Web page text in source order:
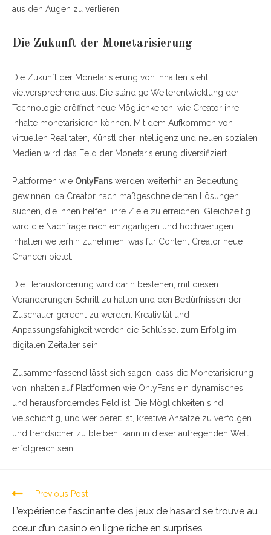
aus den Augen zu verlieren.
Die Zukunft der Monetarisierung
Die Zukunft der Monetarisierung von Inhalten sieht
vielversprechend aus. Die ständige Weiterentwicklung der
Technologie eröffnet neue Möglichkeiten, wie Creator ihre
Inhalte monetarisieren können. Mit dem Aufkommen von
virtuellen Realitäten, Künstlicher Intelligenz und neuen sozialen
Medien wird das Feld der Monetarisierung diversifiziert.
Plattformen wie OnlyFans werden weiterhin an Bedeutung
gewinnen, da Creator nach maßgeschneiderten Lösungen
suchen, die ihnen helfen, ihre Ziele zu erreichen. Gleichzeitig
wird die Nachfrage nach einzigartigen und hochwertigen
Inhalten weiterhin zunehmen, was für Content Creator neue
Chancen bietet.
Die Herausforderung wird darin bestehen, mit diesen
Veränderungen Schritt zu halten und den Bedürfnissen der
Zuschauer gerecht zu werden. Kreativität und
Anpassungsfähigkeit werden die Schlüssel zum Erfolg im
digitalen Zeitalter sein.
Zusammenfassend lässt sich sagen, dass die Monetarisierung
von Inhalten auf Plattformen wie OnlyFans ein dynamisches
und herausforderndes Feld ist. Die Möglichkeiten sind
vielschichtig, und wer bereit ist, kreative Ansätze zu verfolgen
und trendsicher zu bleiben, kann in dieser aufregenden Welt
erfolgreich sein.
Previous Post
L’expérience fascinante des jeux de hasard se trouve au
cœur d’un casino en ligne riche en surprises